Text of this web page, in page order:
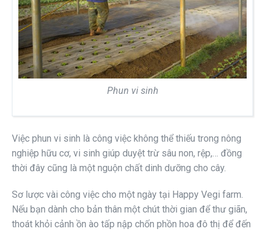
Phun vi sinh
Việc phun vi sinh là công việc không thể thiếu trong nông
nghiệp hữu cơ, vi sinh giúp duyệt trừ sâu non, rệp,… đồng
thời đây cũng là một nguộn chất dinh dưỡng cho cây.
Sơ lược vài công việc cho một ngày tại Happy Vegi farm.
Nếu bạn dành cho bản thân một chút thời gian để thư giãn,
thoát khỏi cảnh ồn ào tấp nập chốn phồn hoa đô thị để đến